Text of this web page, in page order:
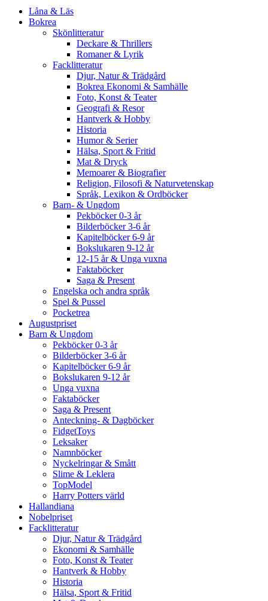
Låna & Läs
Bokrea
Skönlitteratur
Deckare & Thrillers
Romaner & Lyrik
Facklitteratur
Djur, Natur & Trädgård
Bokrea Ekonomi & Samhälle
Foto, Konst & Teater
Geografi & Resor
Hantverk & Hobby
Historia
Humor & Serier
Hälsa, Sport & Fritid
Mat & Dryck
Memoarer & Biografier
Religion, Filosofi & Naturvetenskap
Språk, Lexikon & Ordböcker
Barn- & Ungdom
Pekböcker 0-3 år
Bilderböcker 3-6 år
Kapitelböcker 6-9 år
Bokslukaren 9-12 år
12-15 år & Unga vuxna
Faktaböcker
Saga & Present
Engelska och andra språk
Spel & Pussel
Pocketrea
Augustpriset
Barn & Ungdom
Pekböcker 0-3 år
Bilderböcker 3-6 år
Kapitelböcker 6-9 år
Bokslukaren 9-12 år
Unga vuxna
Faktaböcker
Saga & Present
Anteckning- & Dagböcker
FidgetToys
Leksaker
Namnböcker
Nyckelringar & Smått
Slime & Leklera
TopModel
Harry Potters värld
Hallandiana
Nobelpriset
Facklitteratur
Djur, Natur & Trädgård
Ekonomi & Samhälle
Foto, Konst & Teater
Hantverk & Hobby
Historia
Hälsa, Sport & Fritid